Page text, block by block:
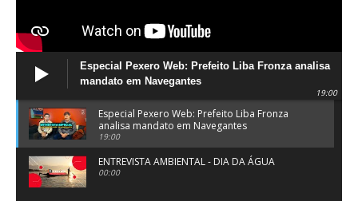
Especial Pexero Web: Prefeito Liba Fronza analisa
mandato em Navegantes
19:00
Especial Pexero Web: Prefeito Liba Fronza
analisa mandato em Navegantes
19:00
ENTREVISTA AMBIENTAL - DIA DA ÁGUA
00:00